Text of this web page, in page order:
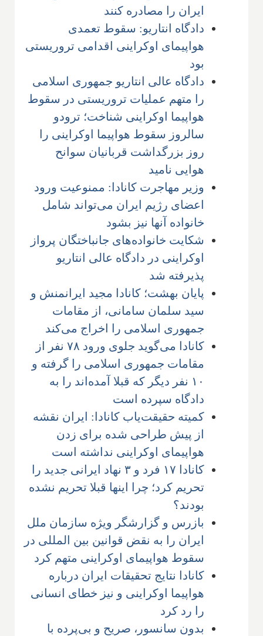
ایران را مصادره کنند
دادگاه انتاریو: سقوط تعمدی
هواپیمای اوکراینی اقدامی تروریستی
بود
دادگاه عالی انتاریو جمهوری اسلامی
را متهم عملیات تروریستی در سقوط
هواپیما اوکراینی شناخت؛ ترودو
سالروز سقوط هواپیما اوکراینی را
روز بزرگداشت قربانیان سوانح
هوایی نامید
وزیر مهاجرت کانادا: ممنوعیت ورود
اعضای رژیم ایران می‌تواند شامل
خانواده آنها نیز بشود
شکایت خانواده‌های جانباختگان پرواز
اوکراینی در دادگاه عالی انتاریو
پذیرفته شد
پایان بهشت؛ کانادا مجید ایرانمنش و
سید سلمان سامانی، از مقامات
جمهوری اسلامی را اخراج می‌کند
کانادا می‌گوید جلوی ورود ۷۸ نفر از
مقامات جمهوری اسلامی را گرفته و
۱۰ نفر دیگر که قبلا آمده‌اند را به
دادگاه سپرده است
کمیته حقیقت‌یاب کانادا: ایران نقشه
از پیش طراحی شده برای زدن
هواپیمای اوکراینی نداشته است
کانادا ۱۷ فرد و ۳ نهاد ایرانی جدید را
تحریم کرد؛ چرا اینها قبلا تحریم نشده
بودند؟
بازرس و گزارشگر ویژه سازمان ملل
ایران را به نقض قوانین بین المللی در
سقوط هواپیمای اوکراینی متهم کرد
کانادا نتایج تحقیقات ایران درباره
هواپیما اوکراینی و نیز خطای انسانی
را رد کرد
بدون سانسور، صریح و بی‌پرده با